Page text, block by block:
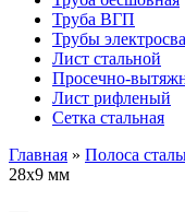
Труба ВГП
Трубы
Лист стальной
Просечно-
Лист рифленый
Сетка стальная
Главная » Полоса
28х9 мм